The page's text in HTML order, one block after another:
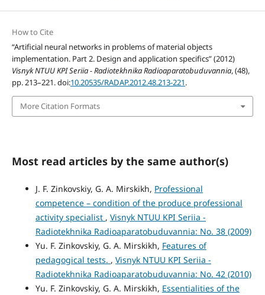
How to Cite
“Artificial neural networks in problems of material objects
implementation. Part 2. Design and application specifics” (2012)
Visnyk NTUU KPI Seriia - Radiotekhnika Radioaparatobuduvannia, (48),
pp. 213–221. doi:10.20535/RADAP.2012.48.213-221.
More Citation Formats
Most read articles by the same author(s)
J. F. Zinkovskiy, G. A. Mirskikh, Professional
competence – condition of the produce professional
activity specialist , Visnyk NTUU KPI Seriia -
Radiotekhnika Radioaparatobuduvannia: No. 38 (2009)
Yu. F. Zinkovskiy, G. A. Mirskikh, Features of
pedagogical tests. , Visnyk NTUU KPI Seriia -
Radiotekhnika Radioaparatobuduvannia: No. 42 (2010)
Yu. F. Zinkovskiy, G. A. Mirskikh, Essentialities of the